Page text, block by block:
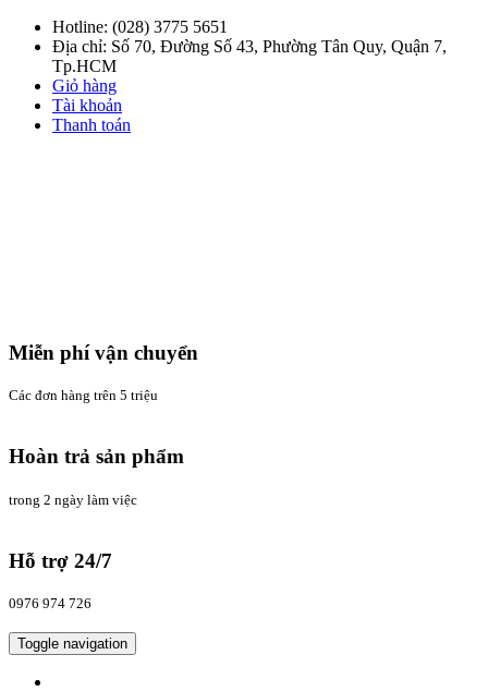
Hotline: (028) 3775 5651
Địa chỉ: Số 70, Đường Số 43, Phường Tân Quy, Quận 7,
Tp.HCM
Giỏ hàng
Tài khoản
Thanh toán
Miễn phí vận chuyển
Các đơn hàng trên 5 triệu
Hoàn trả sản phẩm
trong 2 ngày làm việc
Hỗ trợ 24/7
0976 974 726
Toggle navigation